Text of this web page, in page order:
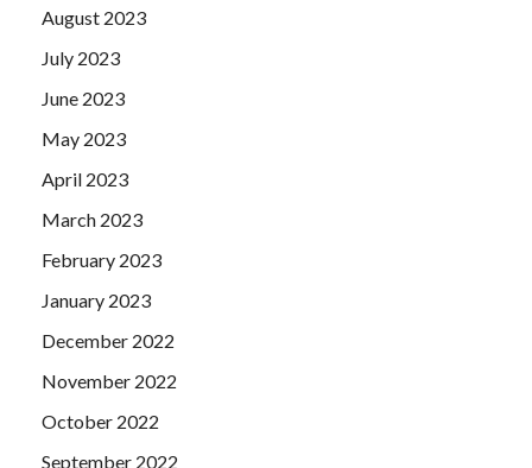
August 2023
July 2023
June 2023
May 2023
April 2023
March 2023
February 2023
January 2023
December 2022
November 2022
October 2022
September 2022